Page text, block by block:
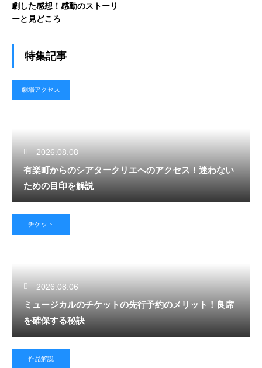
劇した感想！感動のストーリ
ーと見どころ
特集記事
劇場アクセス
2026.08.08
有楽町からのシアタークリエへのアクセス！迷わない
ための目印を解説
チケット
2026.08.06
ミュージカルのチケットの先行予約のメリット！良席
を確保する秘訣
作品解説